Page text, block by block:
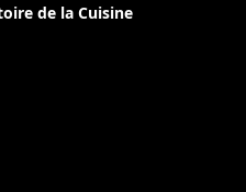
de la Cuisine